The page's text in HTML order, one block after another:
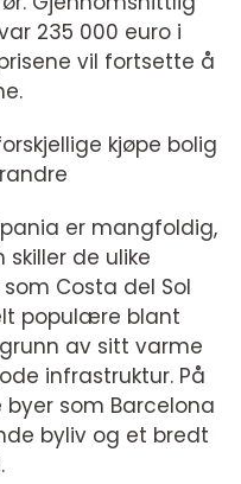
235 000 euro i
vil fortsette å
kjøpe bolig
er mangfoldig,
de ulike
Costa del Sol
populære blant
av sitt varme
infrastruktur. På
som Barcelona
byliv og et bredt